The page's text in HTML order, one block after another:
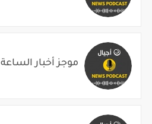
موجز أخبار الساعة 1 م 2026/08/06